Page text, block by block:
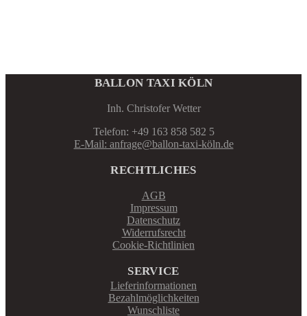
BALLON TAXI KÖLN
Inh. Christofer Wetter
Telefon: +49 163 858 582 5
E-Mail: anfrage@ballon-taxi-köln.de
RECHTLICHES
AGB
Impressum
Datenschutz
Widerrufsrecht
Cookie-Richtlinien
SERVICE
Lieferinformationen
Bezahlmöglichkeiten
Wunschliste